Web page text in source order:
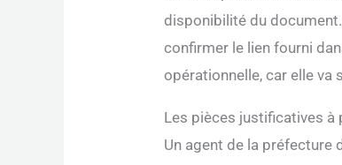
disponibilité du
confirmer le lien fourni
opérationnelle, car elle va
Les pièces justificatives à
Un agent de la préfecture